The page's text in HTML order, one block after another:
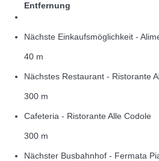
Entfernung
Nächste Einkaufsmöglichkeit -
40 m
Nächstes Restaurant - Ristorante
300 m
Cafeteria - Ristorante Alle Codole
300 m
Nächster Busbahnhof - Fermata